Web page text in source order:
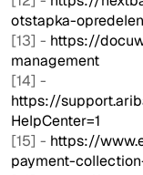
otstapka-
[13] - https://
management
[14] -
https://
HelpCenter=1
[15] - https://
payment-